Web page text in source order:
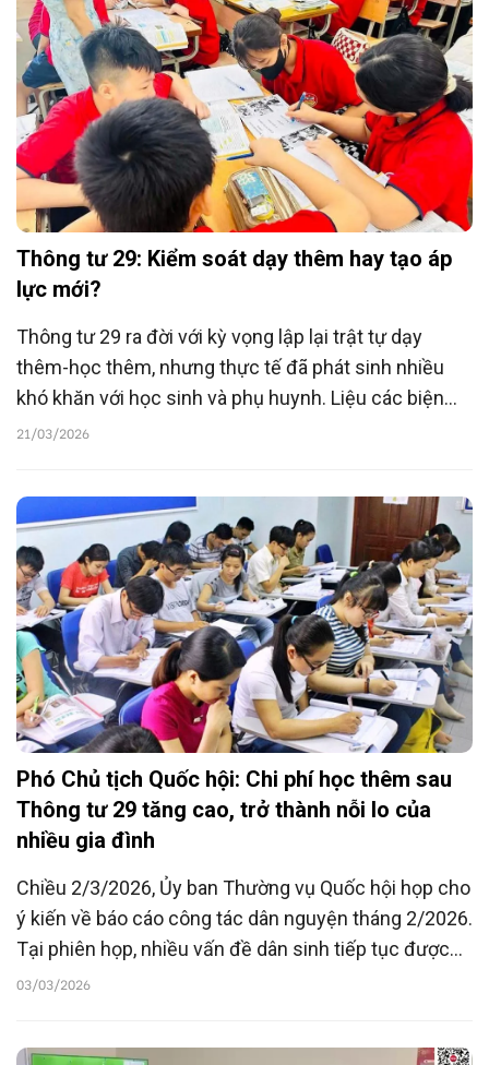
Thông tư 29: Kiểm soát dạy thêm hay tạo áp
lực mới?
Thông tư 29 ra đời với kỳ vọng lập lại trật tự dạy
thêm-học thêm, nhưng thực tế đã phát sinh nhiều
khó khăn với học sinh và phụ huynh. Liệu các biện
pháp hành chính có đủ sức tháo gỡ điểm nghẽn cố
21/03/2026
Phó Chủ tịch Quốc hội: Chi phí học thêm sau
Thông tư 29 tăng cao, trở thành nỗi lo của
nhiều gia đình
Chiều 2/3/2026, Ủy ban Thường vụ Quốc hội họp cho
ý kiến về báo cáo công tác dân nguyện tháng 2/2026.
Tại phiên họp, nhiều vấn đề dân sinh tiếp tục được
cử tri và nhân dân quan tâm, phản ánh, từ chi phí sinh
03/03/2026